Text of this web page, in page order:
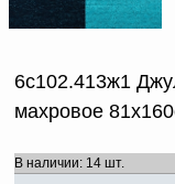
6с102.413ж1
махровое
В наличии: 14 шт.